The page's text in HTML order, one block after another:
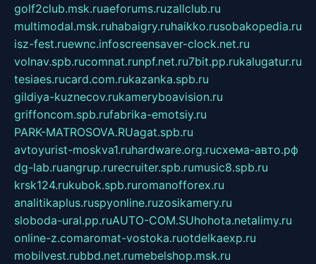
golf2club.msk.ruaeforums.ruzallclub.ru
multimodal.msk.ruhabaigry.ruhaikko.rusobakopedia.ru
isz-fest.ruewnc.infoscreensaver-clock.net.ru
volnav.spb.rucomnat.runpf.net.ru7bit.pp.rukalugatur.ru
tesiaes.rucard.com.rukazanka.spb.ru
gildiya-kuznecov.rukameryboavision.ru
griffoncom.spb.rufabrika-emotsiy.ru
PARK-MATROSOVA.RUagat.spb.ru
avtoyurist-moskva1.ruhardware.org.ruсхема-авто.рф
dg-lab.ruangrup.rurecruiter.spb.rumusic8.spb.ru
krsk124.rukubok.spb.ruromanofforex.ru
analitikaplus.ruspyonline.ruzosikamery.ru
sloboda-ural.pp.ruAUTO-COM.SUhohota.netalimy.ru
online-z.comaromat-vostoka.ruotdelkaexp.ru
mobilvest.rubbd.net.rumebelshop.msk.ru